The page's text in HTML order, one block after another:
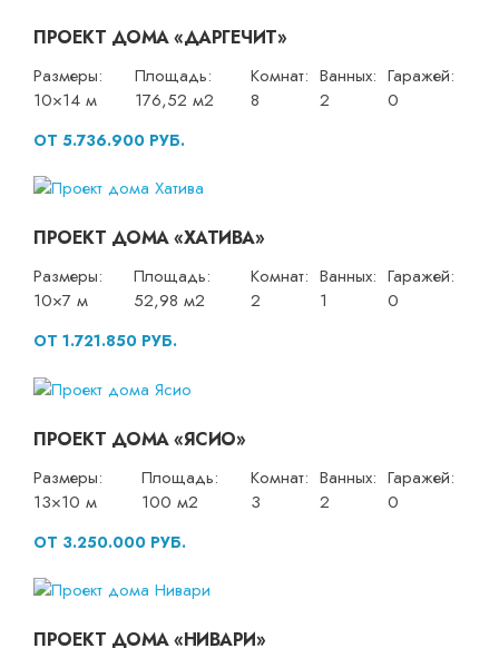
ПРОЕКТ ДОМА «ДАРГЕЧИТ»
Размеры:
10×14 м
Площадь:
176,52 м2
Комнат:
8
Ванных:
2
Гаражей:
0
ОТ 5.736.900 РУБ.
ПРОЕКТ ДОМА «ХАТИВА»
Размеры:
10×7 м
Площадь:
52,98 м2
Комнат:
2
Ванных:
1
Гаражей:
0
ОТ 1.721.850 РУБ.
ПРОЕКТ ДОМА «ЯСИО»
Размеры:
13×10 м
Площадь:
100 м2
Комнат:
3
Ванных:
2
Гаражей:
0
ОТ 3.250.000 РУБ.
ПРОЕКТ ДОМА «НИВАРИ»